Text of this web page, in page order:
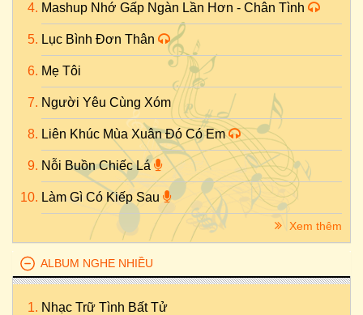
Mashup Nhớ Gấp Ngàn Lần Hơn - Chân Tình
Lục Bình Đơn Thân
Mẹ Tôi
Người Yêu Cùng Xóm
Liên Khúc Mùa Xuân Đó Có Em
Nỗi Buồn Chiếc Lá
Làm Gì Có Kiếp Sau
Xem thêm
ALBUM NGHE NHIỀU
Nhạc Trữ Tình Bất Tử